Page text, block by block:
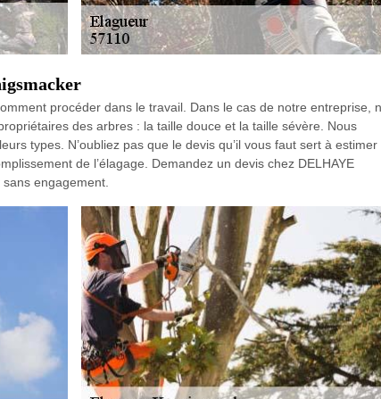
procéder dans le travail. Dans le cas de notre entreprise,
des arbres : la taille douce et la taille sévère. Nous
types. N’oubliez pas que le devis qu’il vous faut sert à estimer
de l’élagage. Demandez un devis chez DELHAYE
engagement.